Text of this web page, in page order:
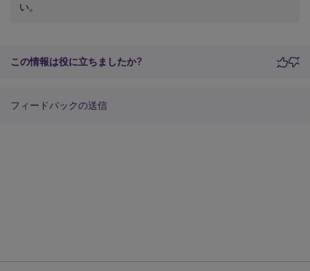
い。
この情報は役に立ちましたか?
フィードバックの送信